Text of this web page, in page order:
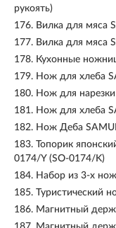
рукоять)
176. Вилка для мяса
177. Вилка для мяса
178. Кухонные
179. Нож для хлеба
180. Нож для
181. Нож для хлеба
182. Нож Деба
183. Топорик
0174/Y (SO-0174/K)
184. Набор из 3-х
185. Туристический
186. Магнитный